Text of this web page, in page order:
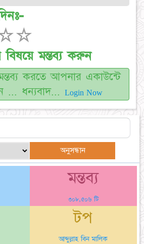
☆
বিষয়ে মন্তব্য করুন
করতে আপনার একাউন্টে
... ধন্যবাদ...
Login Now
মন্তব্য
৩০৮,৫০৬ টি
টপ
আব্দুল্লাহ বিন মালিক